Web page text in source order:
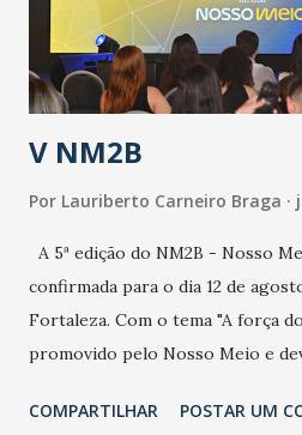
secretário. Segundo ele, é uma
contaminação alta, podendo
população e ao sistema de saúde.
estratificação do risco da doença,
V NM2B
Por Lauriberto Carneiro Braga
A 5ª edição do NM2B - Nosso
confirmada para o dia 12 de
Fortaleza. Com o tema "A força
promovido pelo Nosso Meio e
e lideranças do Mercado
COMPARTILHAR POSTAR UM